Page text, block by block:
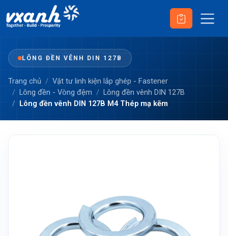
LÔNG ĐỀN VÊNH DIN 127B
Trang chủ
Vật tư linh kiện lắp ghép - Fastener
Lông đền - Vòng đệm
Lông đền vênh DIN 127B
Lông đền vênh DIN 127B M4 Thép mạ kẽm